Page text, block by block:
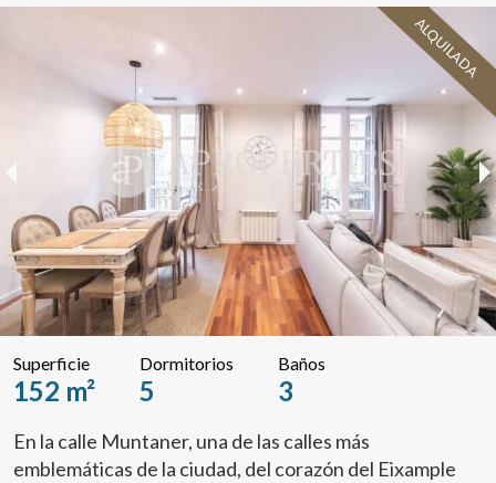
ALQUILADA
Superficie
152 m²
Dormitorios
5
Baños
3
En la calle Muntaner, una de las calles más
emblemáticas de la ciudad, del corazón del Eixample